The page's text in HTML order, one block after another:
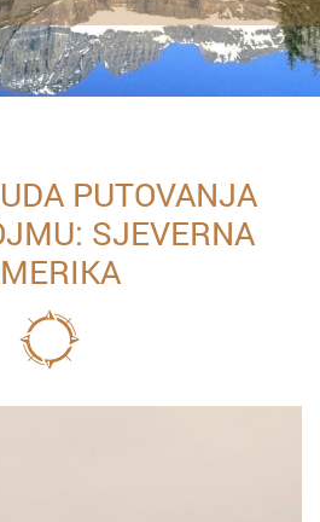
PUTOVANJA
SJEVERNA